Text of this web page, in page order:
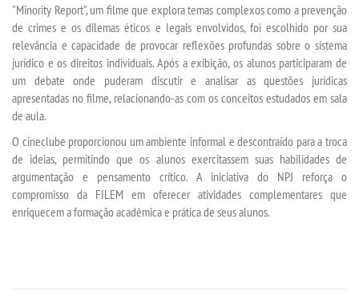
MATRÍCULA
EDITAL
PUBLICAÇÕES
DESTAQUES
UNIESP NEWS
"Minority Report", um filme que explora temas complexos como a prevenção
de crimes e os dilemas éticos e legais envolvidos, foi escolhido por sua
relevância e capacidade de provocar reflexões profundas sobre o sistema
jurídico e os direitos individuais. Após a exibição, os alunos participaram de
um debate onde puderam discutir e analisar as questões jurídicas
apresentadas no filme, relacionando-as com os conceitos estudados em sala
de aula.
O cineclube proporcionou um ambiente informal e descontraído para a troca
de ideias, permitindo que os alunos exercitassem suas habilidades de
argumentação e pensamento crítico. A iniciativa do NPJ reforça o
compromisso da FILEM em oferecer atividades complementares que
enriquecem a formação acadêmica e prática de seus alunos.